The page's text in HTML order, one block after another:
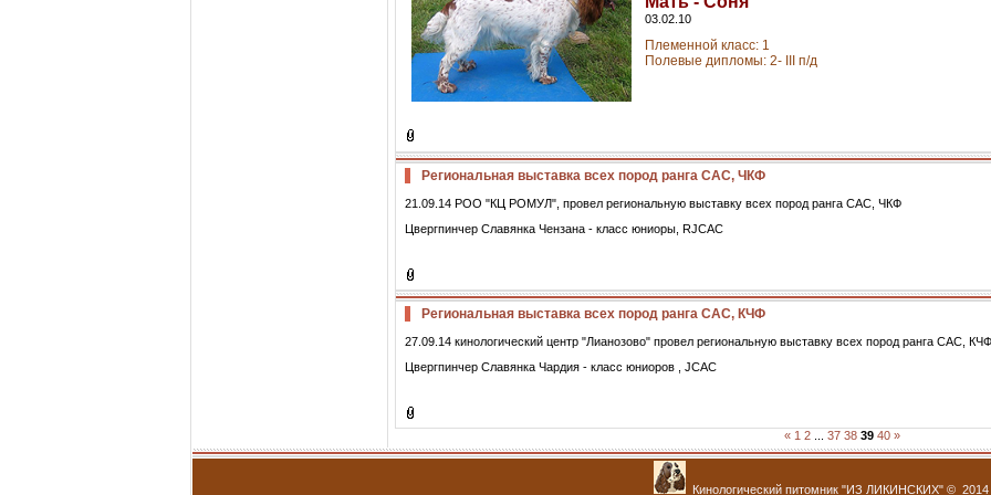
03.02.10
Племенной класс: 1
Полевые дипломы: 2- III п/д
Региональная выставка всех пород ранга САС, ЧКФ
21.09.14 РОО "КЦ РОМУЛ", провел региональную выставку всех пород ранга САС, ЧКФ
Цвергпинчер Славянка Чензана - класс юниоры, RJCAC
Региональная выставка всех пород ранга САС, КЧФ
27.09.14 кинологический центр "Лианозово" провел региональную выставку всех пород ранга САС, КЧФ
Цвергпинчер Славянка Чардия - класс юниоров , JCAC
« 1 2 37 38 39 40 »
Кинологический питомник "ИЗ ЛИКИНСКИХ" © 2014